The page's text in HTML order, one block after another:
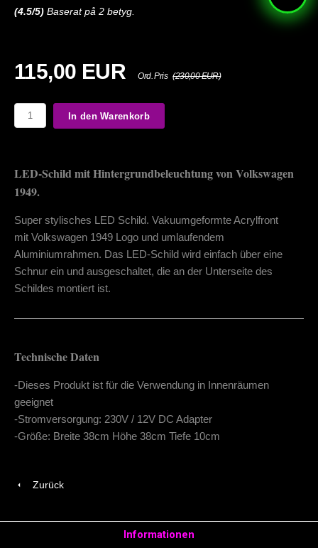
(4.5/5) Baserat på 2 betyg.
115,00 EUR Ord. Pris (230,00 EUR)
In den Warenkorb
LED-Schild mit Hintergrundbeleuchtung von Volkswagen
1949.
Super stylisches LED Schild. Vakuumgeformte Acrylfront
mit Volkswagen 1949 Logo und umlaufendem
Aluminiumrahmen. Das LED-Schild wird einfach über eine
Schnur ein und ausgeschaltet, die an der Unterseite des
Schildes montiert ist.
Technische Daten
-Dieses Produkt ist für die Verwendung in Innenräumen
geeignet
-Stromversorgung: 230V / 12V DC Adapter
-Größe: Breite 38cm Höhe 38cm Tiefe 10cm
Zurück
Informationen